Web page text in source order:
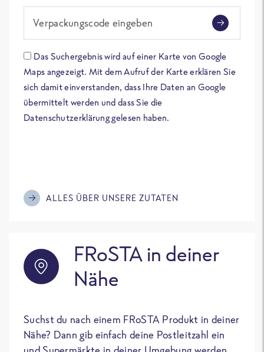
Verpackungscode eingeben
Das Suchergebnis wird auf einer Karte von Google
Maps angezeigt. Mit dem Aufruf der Karte erklären Sie
sich damit einverstanden, dass Ihre Daten an Google
übermittelt werden und dass Sie die
Datenschutzerklärung gelesen haben.
ALLES ÜBER UNSERE ZUTATEN
FRoSTA in deiner
Nähe
Suchst du nach einem FRoSTA Produkt in deiner
Nähe? Dann gib einfach deine Postleitzahl ein